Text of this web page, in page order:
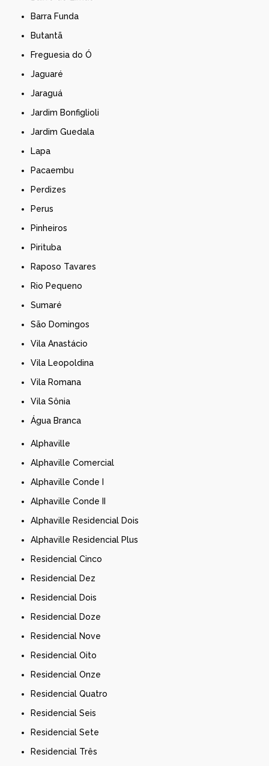
Barra Funda
Butantã
Freguesia do Ó
Jaguaré
Jaraguá
Jardim Bonfiglioli
Jardim Guedala
Lapa
Pacaembu
Perdizes
Perus
Pinheiros
Pirituba
Raposo Tavares
Rio Pequeno
Sumaré
São Domingos
Vila Anastácio
Vila Leopoldina
Vila Romana
Vila Sônia
Água Branca
Alphaville
Alphaville Comercial
Alphaville Conde I
Alphaville Conde II
Alphaville Residencial Dois
Alphaville Residencial Plus
Residencial Cinco
Residencial Dez
Residencial Dois
Residencial Doze
Residencial Nove
Residencial Oito
Residencial Onze
Residencial Quatro
Residencial Seis
Residencial Sete
Residencial Três